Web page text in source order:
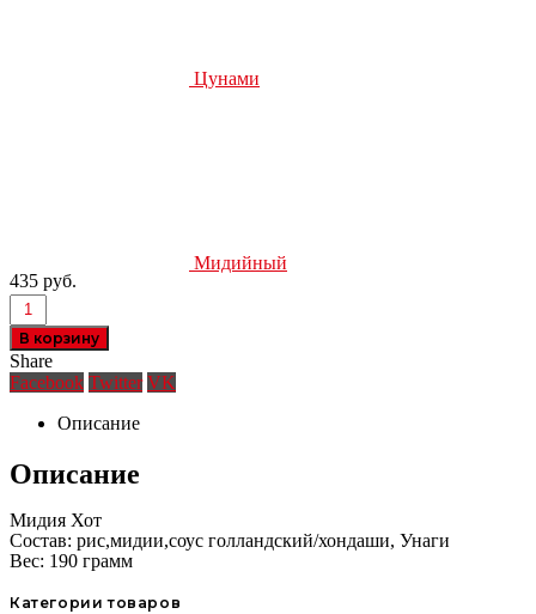
Цунами
Мидийный
435 руб.
В корзину
Share
Facebook Twitter VK
Описание
Описание
Мидия Хот
Состав: рис,мидии,соус голландский/хондаши, Унаги
Вес: 190 грамм
Категории товаров